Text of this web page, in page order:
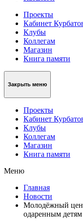
Проекты
Кабинет
Клубы
Коллегам
Магазин
Книга памяти
Закрыть меню
Проекты
Кабинет
Клубы
Коллегам
Магазин
Книга памяти
Меню
Главная
Новости
Молодёжный
одаренным